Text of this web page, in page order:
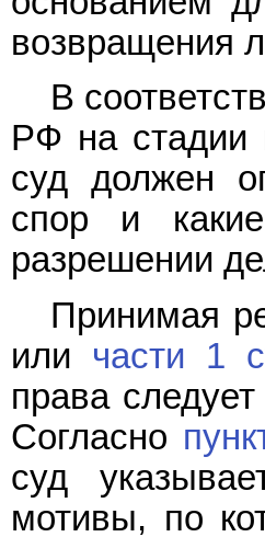
возвращения
В
РФ на стадии
суд должен
спор и
разрешении
Принимая
или части 1
права
Согласно
суд
мотивы, по